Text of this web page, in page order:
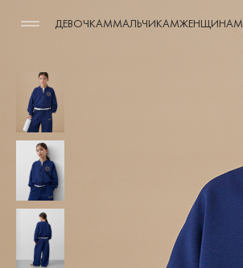
ДЕВОЧКАММАЛЬЧИКАМЖЕНЩИНАМ